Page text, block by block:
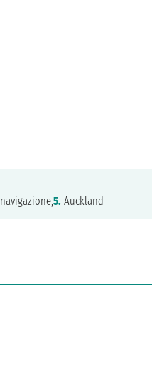
navigazione,5. Auckland